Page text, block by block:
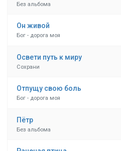
Без альбома
Он живой
Бог - дорога моя
Освети путь к миру
Сохрани
Отпущу свою боль
Бог - дорога моя
Пётр
Без альбома